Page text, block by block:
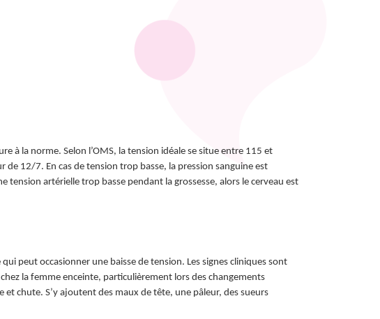
à la norme. Selon l’OMS, la tension idéale se situe entre 115 et
12/7. En cas de tension trop basse, la pression sanguine est
tension artérielle trop basse pendant la grossesse, alors le cerveau est
peut occasionner une baisse de tension. Les signes cliniques sont
la femme enceinte, particulièrement lors des changements
chute. S’y ajoutent des maux de tête, une pâleur, des sueurs